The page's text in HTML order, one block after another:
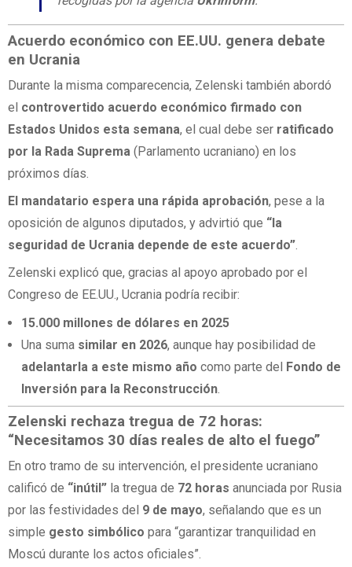
Acuerdo económico con EE.UU. genera debate
en Ucrania
Durante la misma comparecencia, Zelenski también abordó
el controvertido acuerdo económico firmado con
Estados Unidos esta semana, el cual debe ser ratificado
por la Rada Suprema (Parlamento ucraniano) en los
próximos días.
El mandatario espera una rápida aprobación, pese a la
oposición de algunos diputados, y advirtió que “la
seguridad de Ucrania depende de este acuerdo”.
Zelenski explicó que, gracias al apoyo aprobado por el
Congreso de EE.UU., Ucrania podría recibir:
15.000 millones de dólares en 2025
Una suma similar en 2026, aunque hay posibilidad de
adelantarla a este mismo año como parte del Fondo de
Inversión para la Reconstrucción
Zelenski rechaza tregua de 72 horas:
“Necesitamos 30 días reales de alto el fuego”
En otro tramo de su intervención, el presidente ucraniano
calificó de “inútil” la tregua de 72 horas anunciada por Rusia
por las festividades del 9 de mayo, señalando que es un
simple gesto simbólico para “garantizar tranquilidad en
Moscú durante los actos oficiales”.